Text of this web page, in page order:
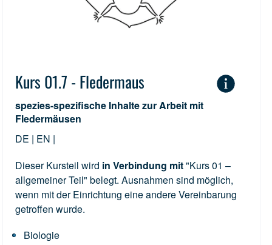
Kurs 01.7 - Fledermaus
spezies-spezifische Inhalte zur Arbeit mit
Fledermäusen
DE | EN |
Dieser Kursteil wird in Verbindung mit"Kurs 01 –
allgemeiner Teil" belegt. Ausnahmen sind möglich,
wenn mit der Einrichtung eine andere Vereinbarung
getroffen wurde.
Biologie